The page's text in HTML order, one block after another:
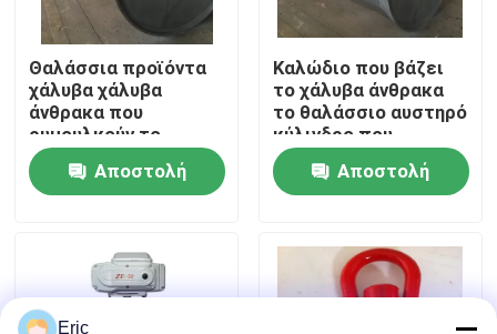
επαφή
Ζητήστε ένα απόσπασμα
Company News
θαλάσσιες πόρτες
Θαλάσσια παράθυρα
Θαλάσσια προϊόντα
χάλυβα χάλυβα
άνθρακα που
ρυμουλκούν το
θαλάσσιο αυστηρό
κύλινδροΑποστολή
Καλώδιο που βάζει
το χάλυβα άνθρακα
το θαλάσσιο αυστηρό
κύλινδρο που
ενώνεται στενά που
ρυμουλκείΑποστολή
Eric